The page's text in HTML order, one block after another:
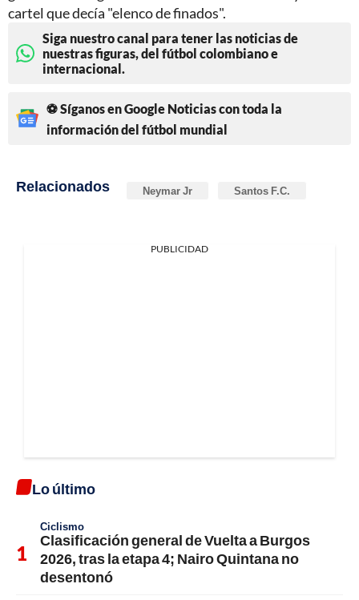
cartel que decía "elenco de finados".
Siga nuestro canal para tener las noticias de
nuestras figuras, del fútbol colombiano e
internacional.
⚽ Síganos en Google Noticias con toda la
información del fútbol mundial
Relacionados Neymar Jr Santos F.C.
PUBLICIDAD
Lo último
Ciclismo
Clasificación general de Vuelta a Burgos
2026, tras la etapa 4; Nairo Quintana no
desentonó